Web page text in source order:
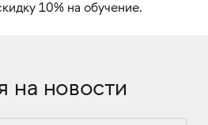
10% на обучение.
на новости